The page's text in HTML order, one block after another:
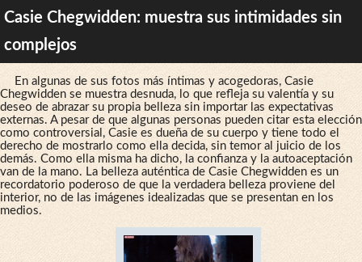
Casie Chegwidden: muestra sus intimidades sin
complejos
En algunas de sus fotos más íntimas y acogedoras, Casie
Chegwidden se muestra desnuda, lo que refleja su valentía y su
deseo de abrazar su propia belleza sin importar las expectativas
externas. A pesar de que algunas personas pueden citar esta elección
como controversial, Casie es dueña de su cuerpo y tiene todo el
derecho de mostrarlo como ella decida, sin temor al juicio de los
demás. Como ella misma ha dicho, la confianza y la autoaceptación
van de la mano. La belleza auténtica de Casie Chegwidden es un
recordatorio poderoso de que la verdadera belleza proviene del
interior, no de las imágenes idealizadas que se presentan en los
medios.